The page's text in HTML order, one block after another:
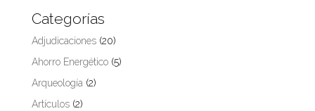
Categorías
Adjudicaciones(20)
Ahorro Energético(5)
Arqueología (2)
Artículos(2)